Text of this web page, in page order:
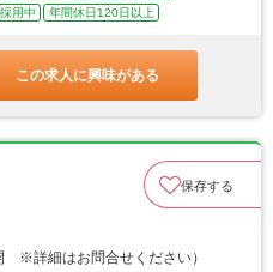
用中 年間休日120日以上
この求人に興味がある
保存する
※詳細はお問合せください）